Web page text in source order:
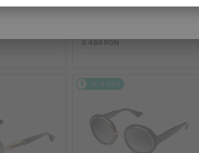
DTS121 -
MACH-S DTS412-A - 04 - 55
3 486 RON
2-4 ZILE